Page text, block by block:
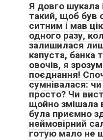
Я довго шукала
такий, щоб був
ситним і мав
одного разу,
залишилася
капуста, банка
овочів, я
поєднання!
сумнівалася:
просто? Чи
щойно змішала
була приємно
неймовірний
готую мало не